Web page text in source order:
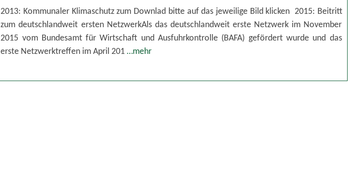
2013: Kommunaler Klimaschutz zum Downlad bitte auf das jeweilige Bild klicken 2015: Beitritt
zum deutschlandweit ersten NetzwerkAls das deutschlandweit erste Netzwerk im November
2015 vom Bundesamt für Wirtschaft und Ausfuhrkontrolle (BAFA) gefördert wurde und das
erste Netzwerktreffen im April 201…mehr